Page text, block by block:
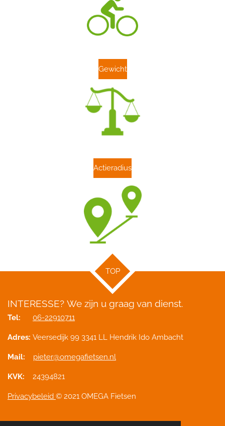
Gewicht
Actieradius
TOP
INTERESSE? We zijn u graag van dienst.
Tel: 06-22910711
Adres: Veersedijk 99 3341 LL Hendrik Ido Ambacht
Mail: pieter@omegafietsen.nl
KVK: 24394821
Privacybeleid © 2021 OMEGA Fietsen